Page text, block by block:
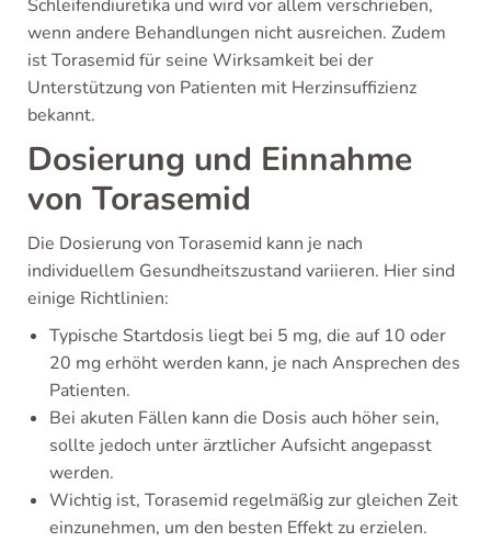
Schleifendiuretika und wird vor allem verschrieben,
wenn andere Behandlungen nicht ausreichen. Zudem
ist Torasemid für seine Wirksamkeit bei der
Unterstützung von Patienten mit Herzinsuffizienz
bekannt.
Dosierung und Einnahme
von Torasemid
Die Dosierung von Torasemid kann je nach
individuellem Gesundheitszustand variieren. Hier sind
einige Richtlinien:
Typische Startdosis liegt bei 5 mg, die auf 10 oder
20 mg erhöht werden kann, je nach Ansprechen des
Patienten.
Bei akuten Fällen kann die Dosis auch höher sein,
sollte jedoch unter ärztlicher Aufsicht angepasst
werden.
Wichtig ist, Torasemid regelmäßig zur gleichen Zeit
einzunehmen, um den besten Effekt zu erzielen.